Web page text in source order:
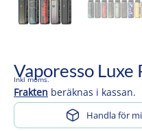
Vaporesso
Inkl moms.
Frakten beräknas i kassan.
Handla för